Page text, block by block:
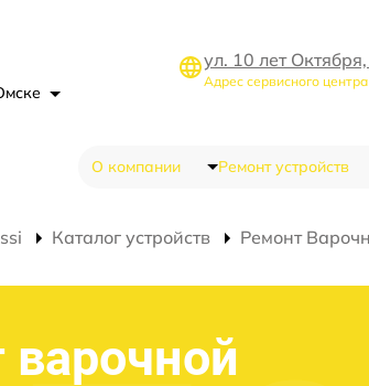
ул. 10 лет
Адрес сервисного
О компании Ремонт устройств
Каталог устройств Ремонт